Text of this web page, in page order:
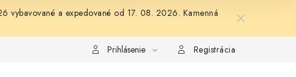
a expedované od 17. 08. 2026. Kamenná
Formulár na odstúpenie od zmluvy Formulár na reklamáciu
Prihlásenie Registrácia